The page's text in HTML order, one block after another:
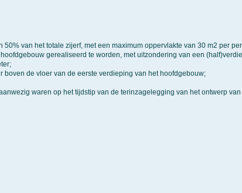
van het totale zijerf, met een maximum oppervlakte van 30 m2 per
gerealiseerd te worden, met uitzondering van een
de vloer van de eerste verdieping van het hoofdgebouw;
waren op het tijdstip van de terinzagelegging van het ontwerp